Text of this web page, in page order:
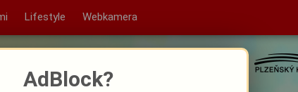
Lifestyle Webkamera
AdBlock?